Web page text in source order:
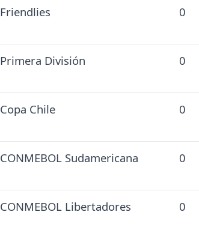
Friendlies 0
Primera División 0
Copa Chile 0
CONMEBOL Sudamericana 0
CONMEBOL Libertadores 0